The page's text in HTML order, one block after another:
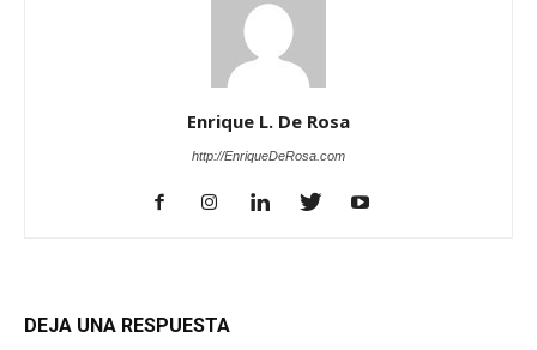
Enrique L. De Rosa
http://EnriqueDeRosa.com
DEJA UNA RESPUESTA